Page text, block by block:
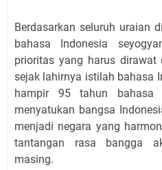
Berdasarkan seluruh uraian
bahasa Indonesia
prioritas yang harus
sejak lahirnya istilah bahasa
hampir 95 tahun
menyatukan bangsa
menjadi negara yang
tantangan rasa bangga
masing.